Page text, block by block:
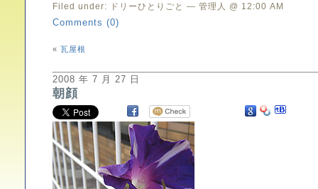
Filed under:
ドリーひとりごと — 管理人 @ 12:00 AM
Comments (0)
« 瓦屋根
2008 年 7 月 27 日
朝顔